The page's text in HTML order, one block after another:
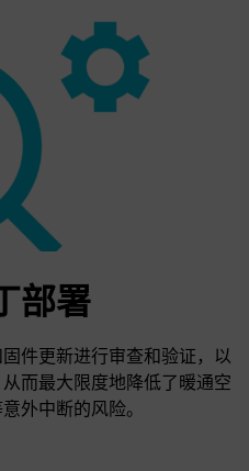
部署
件更新进行审查和验证，以
而最大限度地降低了暖通空
外中断的风险。